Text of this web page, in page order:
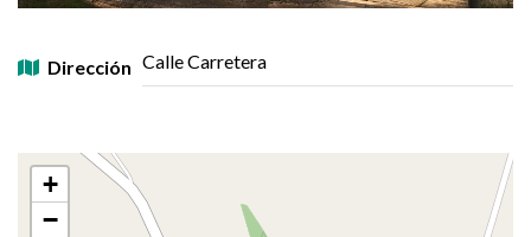
Dirección Calle Carretera
+
−